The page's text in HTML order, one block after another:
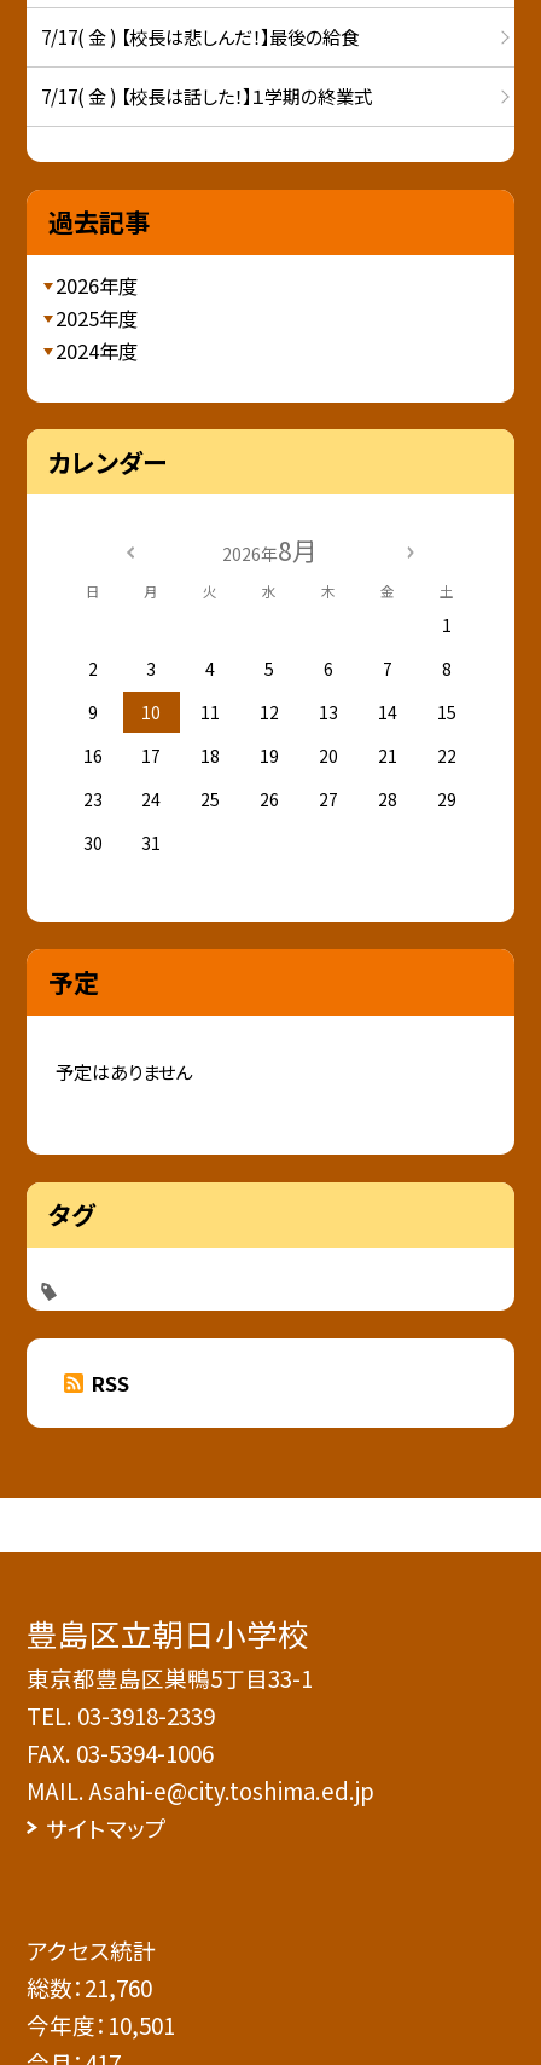
7/17( 金 ) 【校長は悲しんだ！】最後の給食
7/17( 金 ) 【校長は話した！】１学期の終業式
過去記事
2026年度
2025年度
2024年度
カレンダー
2026年8月
日 月 火 水 木 金 土
1
2
3 4 5 6 7
8
9
10 11 12 13 14
15
16
17 18 19 20 21
22
23
24 25 26 27 28
29
30
31
予定
予定はありません
タグ
RSS
豊島区立朝日小学校
東京都豊島区巣鴨5丁目33-1
TEL. 03-3918-2339
FAX. 03-5394-1006
MAIL. Asahi-e@city.toshima.ed.jp
サイトマップ
アクセス統計
総数：21,760
今年度： 10,501